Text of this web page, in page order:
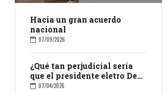
07/09/2026
Hacia un gran acuerdo
nacional
07/04/2026
¿Qué tan perjudicial sería
que el presidente eletro De
la Espriella acabara la JEP?